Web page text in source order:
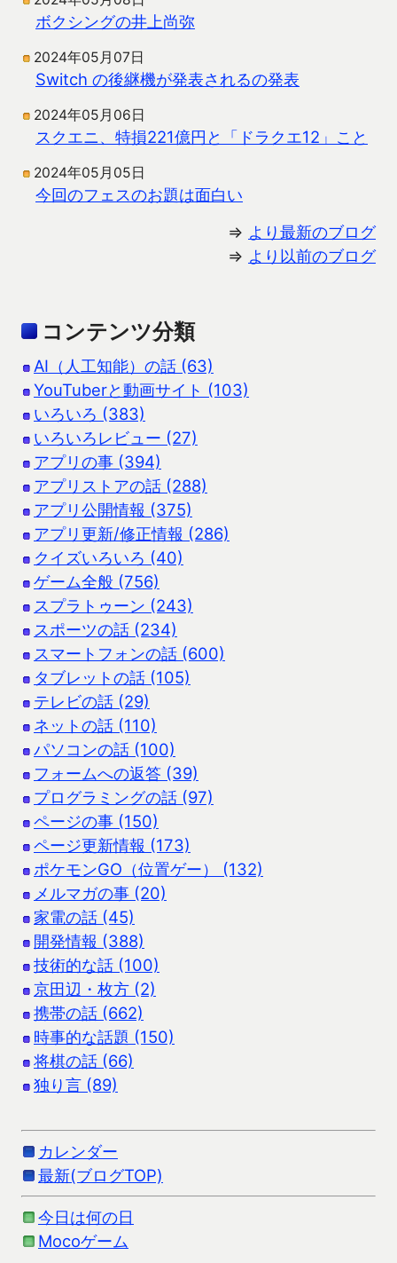
ボクシングの井上尚弥
2024年05月07日
Switch の後継機が発表されるの発表
2024年05月06日
スクエニ、特損221億円と「ドラクエ12」こと
2024年05月05日
今回のフェスのお題は面白い
⇒ より最新のブログ
⇒ より以前のブログ
コンテンツ分類
AI（人工知能）の話 (63)
YouTuberと動画サイト (103)
いろいろ (383)
いろいろレビュー (27)
アプリの事 (394)
アプリストアの話 (288)
アプリ公開情報 (375)
アプリ更新/修正情報 (286)
クイズいろいろ (40)
ゲーム全般 (756)
スプラトゥーン (243)
スポーツの話 (234)
スマートフォンの話 (600)
タブレットの話 (105)
テレビの話 (29)
ネットの話 (110)
パソコンの話 (100)
フォームへの返答 (39)
プログラミングの話 (97)
ページの事 (150)
ページ更新情報 (173)
ポケモンGO（位置ゲー） (132)
メルマガの事 (20)
家電の話 (45)
開発情報 (388)
技術的な話 (100)
京田辺・枚方 (2)
携帯の話 (662)
時事的な話題 (150)
将棋の話 (66)
独り言 (89)
カレンダー
最新(ブログTOP)
今日は何の日
Mocoゲーム